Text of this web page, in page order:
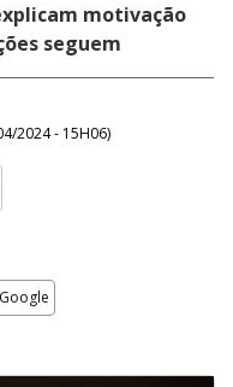
motivação
seguem
2024 - 15H06)